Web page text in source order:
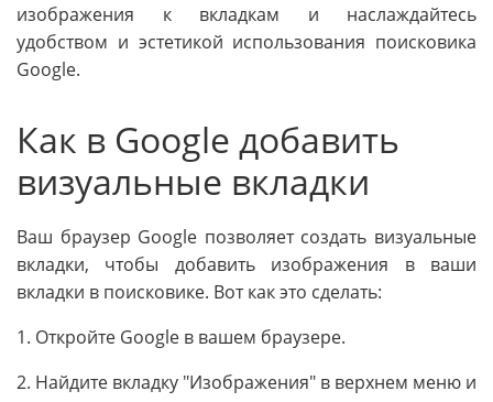
изображения к вкладкам и наслаждайтесь
удобством и эстетикой использования поисковика
Google.
Как в Google добавить
визуальные вкладки
Ваш браузер Google позволяет создать визуальные
вкладки, чтобы добавить изображения в ваши
вкладки в поисковике. Вот как это сделать:
1. Откройте Google в вашем браузере.
2. Найдите вкладку "Изображения" в верхнем меню и